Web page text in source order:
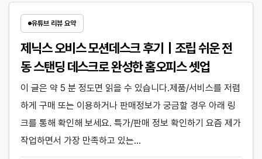
유튜브 리뷰 요약
제닉스 오비스 모션데스크 후기｜조립 쉬운 전
동 스탠딩 데스크로 완성한 홈오피스 셋업
이 글은 약 5 분 정도면 읽을 수 있습니다.제품/서비스를 저렴
하게 구매 또는 이용하거나 판매정보가 궁금할 경우 아래 링
크를 통해 확인해 보세요. 특가/판매 정보 확인하기 요즘 제가
작업하면서 가장 만족하고 있는…